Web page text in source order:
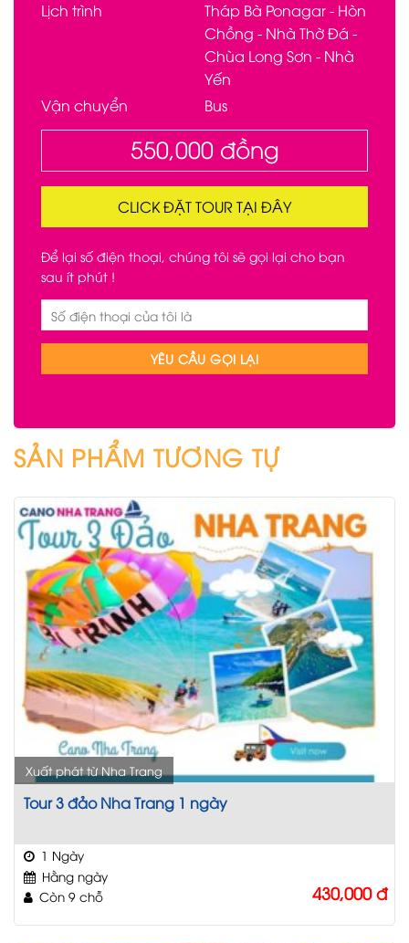
Lịch trình
Tháp Bà Ponagar - Hòn
Chồng - Nhà Thờ Đá -
Chùa Long Sơn - Nhà
Yến
Vận chuyển
Bus
550,000đồng
CLICK ĐẶT TOUR TẠI ĐÂY
Để lại số điện thoại, chúng tôi sẽ gọi lại cho bạn
sau ít phút !
SẢN PHẨM TƯƠNG TỰ
Tour 3 đảo Nha Trang 1 ngày
Xuất phát từ Nha Trang
1 Ngày
Hằng ngày
Còn 9 chỗ
430,000đ